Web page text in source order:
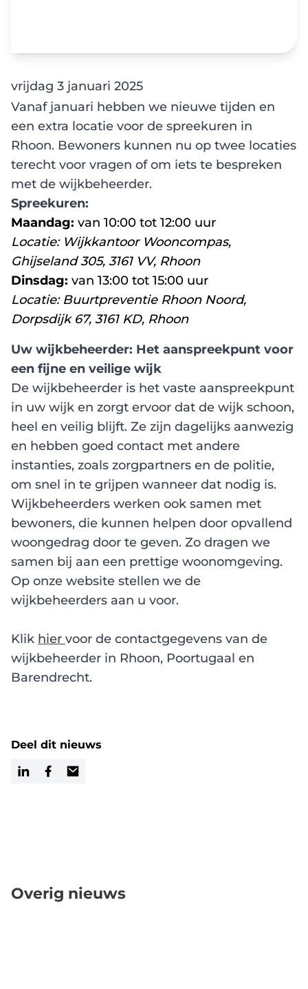
vrijdag 3 januari 2025
Vanaf januari hebben we nieuwe tijden en
een extra locatie voor de spreekuren in
Rhoon. Bewoners kunnen nu op twee locaties
terecht voor vragen of om iets te bespreken
met de wijkbeheerder.
Spreekuren:
Maandag: van 10:00 tot 12:00 uur
Locatie: Wijkkantoor Wooncompas,
Ghijseland 305, 3161 VV, Rhoon
Dinsdag: van 13:00 tot 15:00 uur
Locatie: Buurtpreventie Rhoon Noord,
Dorpsdijk 67, 3161 KD, Rhoon
Uw wijkbeheerder: Het aanspreekpunt voor
een fijne en veilige wijk
De wijkbeheerder is het vaste aanspreekpunt
in uw wijk en zorgt ervoor dat de wijk schoon,
heel en veilig blijft. Ze zijn dagelijks aanwezig
en hebben goed contact met andere
instanties, zoals zorgpartners en de politie,
om snel in te grijpen wanneer dat nodig is.
Wijkbeheerders werken ook samen met
bewoners, die kunnen helpen door opvallend
woongedrag door te geven. Zo dragen we
samen bij aan een prettige woonomgeving.
Op onze website stellen we de
wijkbeheerders aan u voor.
Klik hier voor de contactgegevens van de
wijkbeheerder in Rhoon, Poortugaal en
Barendrecht.
Deel dit nieuws
LinkedInFacebook
Email
Overig nieuws